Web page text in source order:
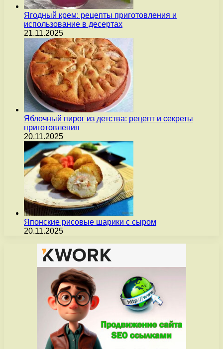
Ягодный крем: рецепты приготовления и
использование в десертах
21.11.2025
Яблочный пирог из детства: рецепт и секреты
приготовления
20.11.2025
Японские рисовые шарики с сыром
20.11.2025